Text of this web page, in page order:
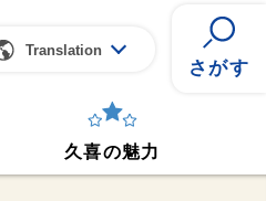
Translation
さがす
久喜の魅力